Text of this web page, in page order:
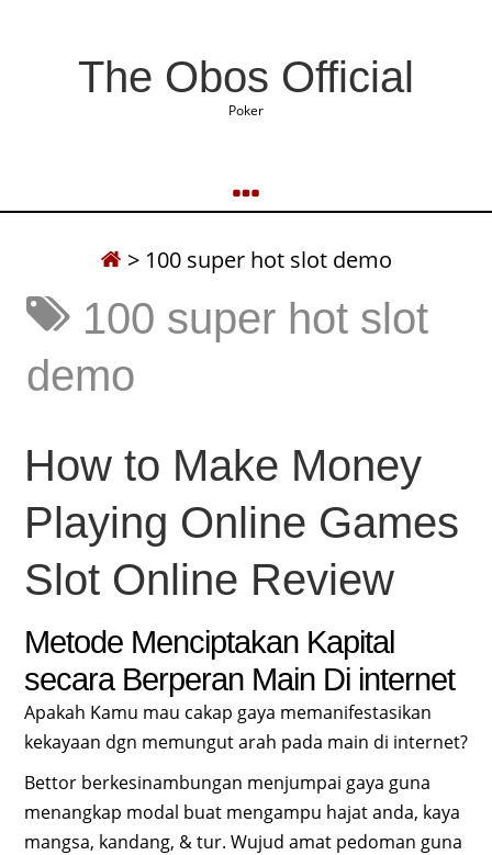
The Obos Official
Poker
> 100 super hot slot demo
100 super hot slot
demo
How to Make Money
Playing Online Games
Slot Online Review
Metode Menciptakan Kapital
secara Berperan Main Di internet
Apakah Kamu mau cakap gaya memanifestasikan
kekayaan dgn memungut arah pada main di internet?
Bettor berkesinambungan menjumpai gaya guna
menangkap modal buat mengampu hajat anda, kaya
mangsa, kandang, & tur. Wujud amat pedoman guna